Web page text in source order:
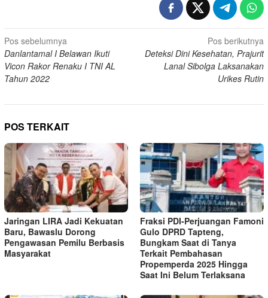
Navigasi
pos
Pos sebelumnya
Danlantamal I Belawan Ikuti
Vicon Rakor Renaku I TNI AL
Tahun 2022
Pos berikutnya
Deteksi Dini Kesehatan, Prajurit
Lanal Sibolga Laksanakan
Urikes Rutin
POS TERKAIT
Jaringan LIRA Jadi Kekuatan
Baru, Bawaslu Dorong
Pengawasan Pemilu Berbasis
Masyarakat
Fraksi PDI-Perjuangan Famoni
Gulo DPRD Tapteng,
Bungkam Saat di Tanya
Terkait Pembahasan
Propemperda 2025 Hingga
Saat Ini Belum Terlaksana